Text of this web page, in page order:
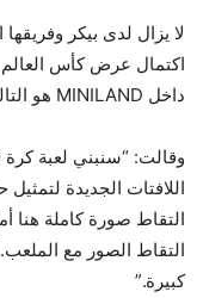
لا يزال لدى بيكر
اكتمال عرض كأس
داخل MINILAND هو التالي في قائمتهم
وقالت: “سنبني لعبة
اللافتات الجديدة
التقاط صورة كاملة هنا
التقاط الصور مع
كبيرة.”